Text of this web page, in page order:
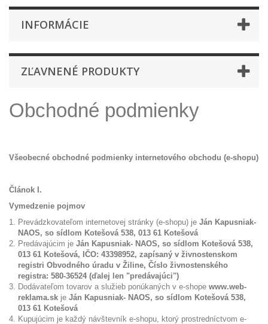
INFORMÁCIE
ZĽAVNENÉ PRODUKTY
Obchodné podmienky
Všeobecné obchodné podmienky internetového obchodu (e-shopu)
Článok I.
Vymedzenie pojmov
Prevádzkovateľom internetovej stránky (e-shopu) je Ján Kapusniak-
NAOS, so sídlom Kotešová 538, 013 61 Kotešová
Predávajúcim je Ján Kapusniak- NAOS, so sídlom Kotešová 538,
013 61 Kotešová, IČO: 43398952, zapísaný v živnostenskom
registri Obvodného úradu v Žiline, Číslo živnostenského
registra: 580-36524 (ďalej len "predávajúci")
Dodávateľom tovarov a služieb ponúkaných v e-shope www.web-
reklama.sk je Ján Kapusniak- NAOS, so sídlom Kotešová 538,
013 61 Kotešová
Kupujúcim je každý návštevník e-shopu, ktorý prostredníctvom e-